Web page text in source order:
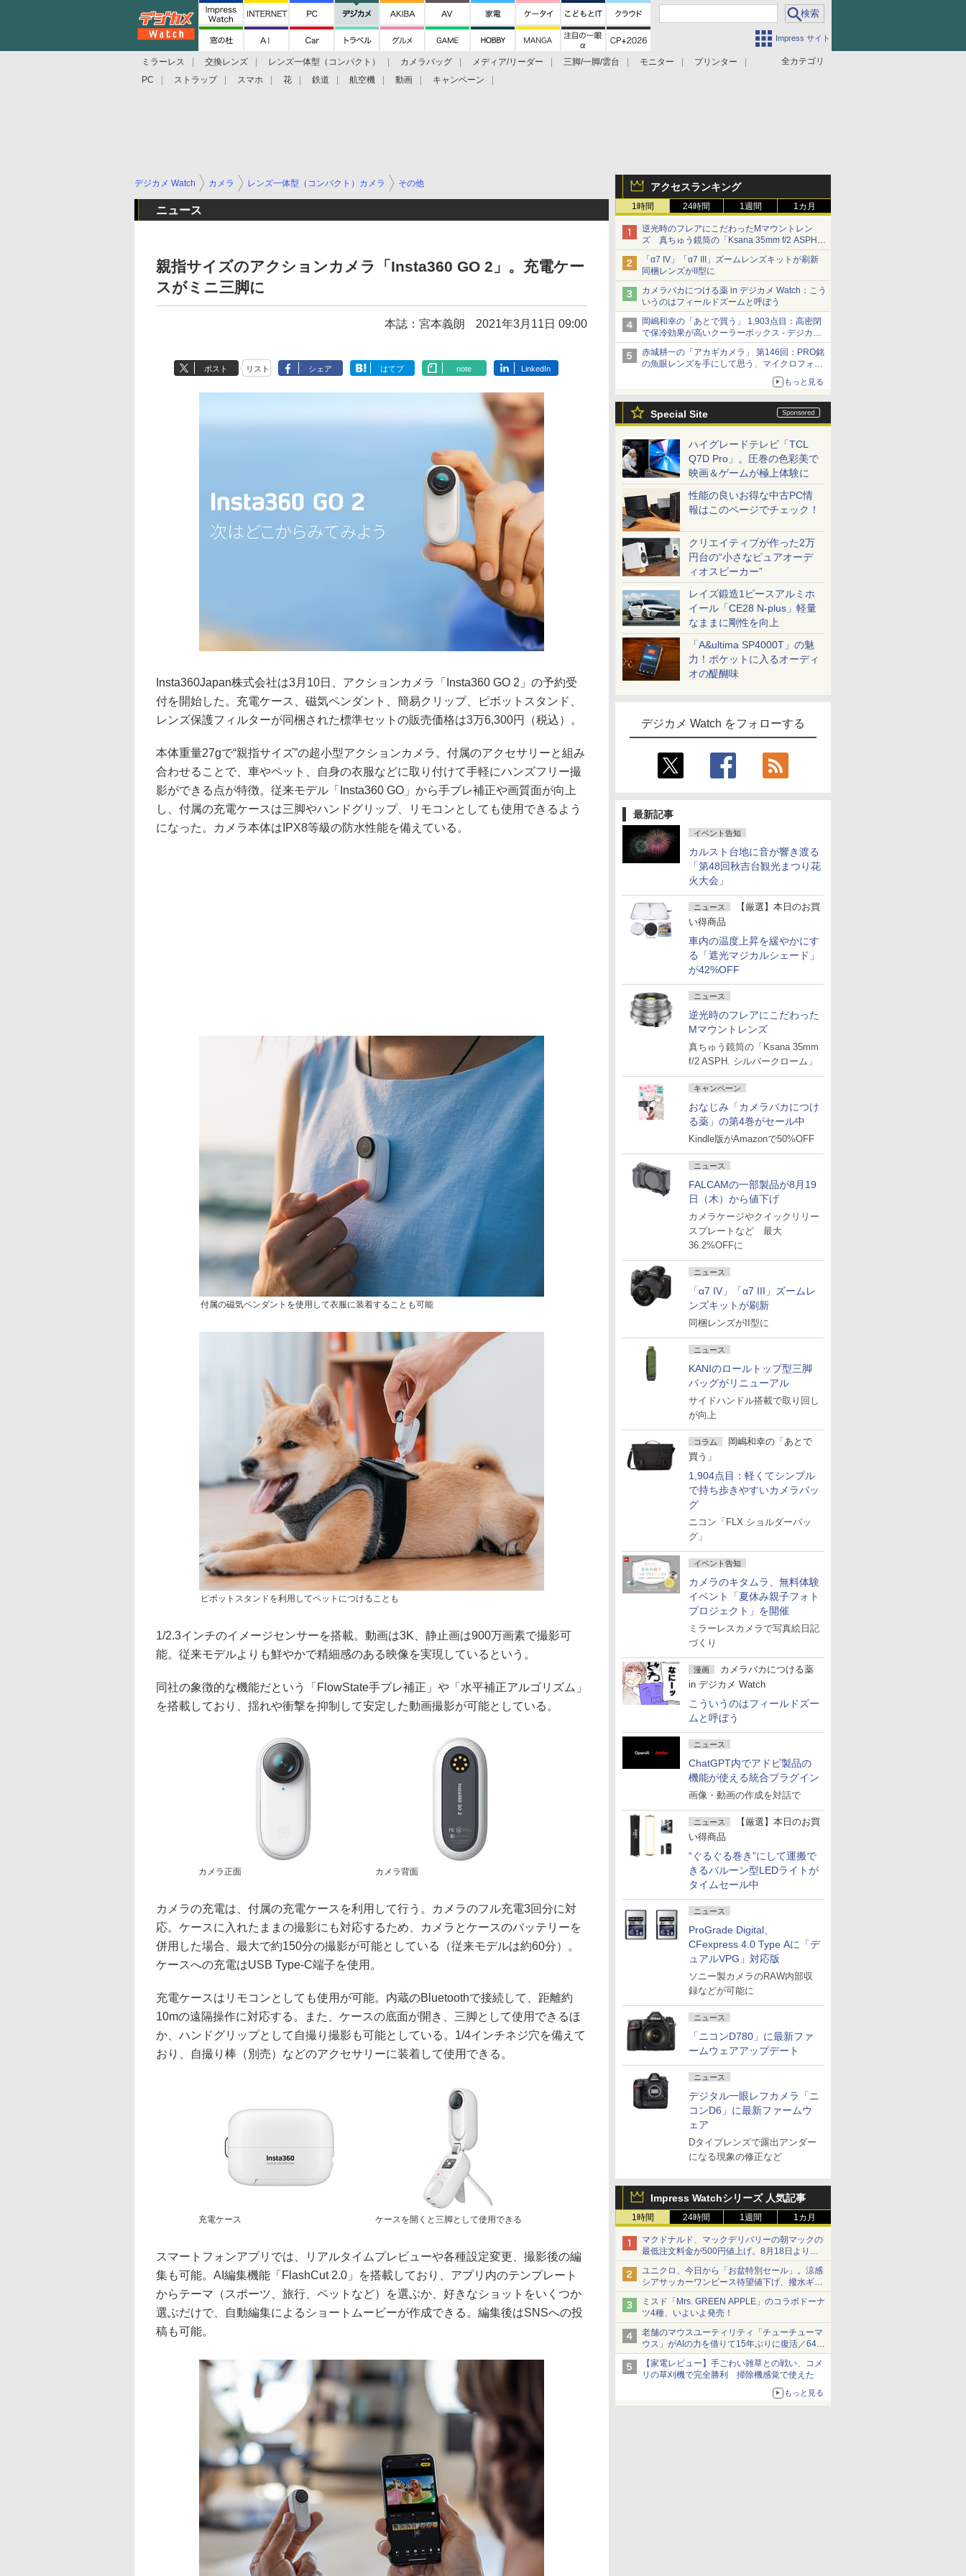
Impress サイト
全カテゴリ
ミラーレス 交換レンズ レンズ一体型（コンパクト） カメラバッグ メディア/リーダー 三脚/一脚/雲台 モニター
プリンター
PC
ストラップ スマホ 花 鉄道 航空機 動画 キャンペーン
アクセスランキング
1時間 24時間 1週間 1カ月
逆光時のフレアにこだわったMマウントレン
ズ 真ちゅう鏡筒の「Ksana 35mm f/2 ASPH.
シルバークローム」
「α7 IV」「α7 III」ズームレンズキットが刷新
同梱レンズがII型に
カメラバカにつける薬 in デジカメ Watch：こう
いうのはフィールドズームと呼ぼう
岡嶋和幸の「あとで買う」 1,903点目：高密閉
で保冷効果が高いクーラーボックス - デジカメ
Watch
赤城耕一の「アカギカメラ」 第146回：PRO銘
の魚眼レンズを手にして思う、マイクロフォー
もっと見る
Special Site
ハイグレードテレビ「TCL
Q7D Pro」。圧巻の色彩美で
映画＆ゲームが極上体験に
性能の良いお得な中古PC情
報はこのページでチェック！
クリエイティブが作った2万
円台の“小さなピュアオーデ
ィオスピーカー”
レイズ鍛造1ピースアルミホ
イール「CE28 N-plus」軽量
なままに剛性を向上
「A&ultima SP4000T」の魅
力！ポケットに入るオーディ
オの醍醐味
デジカメ Watch をフォローする
最新記事
イベント告知
カルスト台地に音が響き渡る
「第48回秋吉台観光まつり花
火大会」
ニュース
【厳選】本日のお買
い得商品
車内の温度上昇を緩やかにす
る「遮光マジカルシェード」
が42%OFF
ニュース
逆光時のフレアにこだわった
Mマウントレンズ
真ちゅう鏡筒の「Ksana 35mm
f/2 ASPH. シルバークローム」
キャンペーン
おなじみ「カメラバカにつけ
る薬」の第4巻がセール中
Kindle版がAmazonで50%OFF
ニュース
FALCAMの一部製品が8月19
日（木）から値下げ
カメラケージやクイックリリー
スプレートなど 最大
36.2%OFFに
ニュース
「α7 IV」「α7 III」ズームレ
ンズキットが刷新
同梱レンズがII型に
ニュース
KANIのロールトップ型三脚
バッグがリニューアル
サイドハンドル搭載で取り回し
が向上
コラム
岡嶋和幸の「あとで
買う」
1,904点目：軽くてシンプル
で持ち歩きやすいカメラバッ
グ
ニコン「FLX ショルダーバッ
グ」
イベント告知
カメラのキタムラ、無料体験
イベント「夏休み親子フォト
プロジェクト」を開催
ミラーレスカメラで写真絵日記
づくり
漫画
カメラバカにつける薬
in デジカメ Watch
こういうのはフィールドズー
ムと呼ぼう
ニュース
ChatGPT内でアドビ製品の
機能が使える統合プラグイン
画像・動画の作成を対話で
ニュース
【厳選】本日のお買
い得商品
“ぐるぐる巻き”にして運搬で
きるバルーン型LEDライトが
タイムセール中
ニュース
ProGrade Digital、
CFexpress 4.0 Type Aに「デ
ュアルVPG」対応版
ソニー製カメラのRAW内部収
録などが可能に
ニュース
「ニコンD780」に最新ファ
ームウェアアップデート
ニュース
デジタル一眼レフカメラ「ニ
コンD6」に最新ファームウ
ェア
Dタイプレンズで露出アンダー
になる現象の修正など
Impress Watchシリーズ 人気記事
1時間 24時間 1週間 1カ月
マクドナルド、マックデリバリーの朝マックの
最低注文料金が500円値上げ。8月18日より
1,500円から受付
ユニクロ、今日から「お盆特別セール」。涼感
シアサッカーワンピース待望値下げ、撥水ギア
ショーツは1990円に
ミスド「Mrs. GREEN APPLE」のコラボドーナ
ツ4種、いよいよ発売！
老舗のマウスユーティリティ「チューチューマ
ウス」がAIの力を借りて15年ぶりに復活／64bit
化、Windows 10/11、「Chrome」も走り回
る。復活記念で2026年末まで500円
【家電レビュー】手ごわい雑草との戦い、コメ
リの草刈機で完全勝利 掃除機感覚で使えた
もっと見る
デジカメ Watch カメラ レンズ一体型（コンパクト）カメラ その他
ニュース
親指サイズのアクションカメラ「Insta360 GO 2」。充電ケー
スがミニ三脚に
本誌：宮本義朗 2021年3月11日 09:00
ポスト リスト シェア はてブ note LinkedIn
Insta360Japan株式会社は3月10日、アクションカメラ「Insta360 GO 2」の予約受
付を開始した。充電ケース、磁気ペンダント、簡易クリップ、ピボットスタンド、
レンズ保護フィルターが同梱された標準セットの販売価格は3万6,300円（税込）。
本体重量27gで“親指サイズ”の超小型アクションカメラ。付属のアクセサリーと組み
合わせることで、車やペット、自身の衣服などに取り付けて手軽にハンズフリー撮
影ができる点が特徴。従来モデル「Insta360 GO」から手ブレ補正や画質面が向上
し、付属の充電ケースは三脚やハンドグリップ、リモコンとしても使用できるよう
になった。カメラ本体はIPX8等級の防水性能を備えている。
付属の磁気ペンダントを使用して衣服に装着することも可能
ピボットスタンドを利用してペットにつけることも
1/2.3インチのイメージセンサーを搭載。動画は3K、静止画は900万画素で撮影可
能。従来モデルよりも鮮やかで精細感のある映像を実現しているという。
同社の象徴的な機能だという「FlowState手ブレ補正」や「水平補正アルゴリズム」
を搭載しており、揺れや衝撃を抑制して安定した動画撮影が可能としている。
カメラ正面 カメラ背面
カメラの充電は、付属の充電ケースを利用して行う。カメラのフル充電3回分に対
応。ケースに入れたままの撮影にも対応するため、カメラとケースのバッテリーを
併用した場合、最大で約150分の撮影が可能としている（従来モデルは約60分）。
ケースへの充電はUSB Type-C端子を使用。
充電ケースはリモコンとしても使用が可能。内蔵のBluetoothで接続して、距離約
10mの遠隔操作に対応する。また、ケースの底面が開き、三脚として使用できるほ
か、ハンドグリップとして自撮り撮影も可能としている。1/4インチネジ穴を備えて
おり、自撮り棒（別売）などのアクセサリーに装着して使用できる。
充電ケース ケースを開くと三脚として使用できる
スマートフォンアプリでは、リアルタイムプレビューや各種設定変更、撮影後の編
集も可能。AI編集機能「FlashCut 2.0」を搭載しており、アプリ内のテンプレート
からテーマ（スポーツ、旅行、ペットなど）を選ぶか、好きなショットをいくつか
選ぶだけで、自動編集によるショートムービーが作成できる。編集後はSNSへの投
稿も可能。